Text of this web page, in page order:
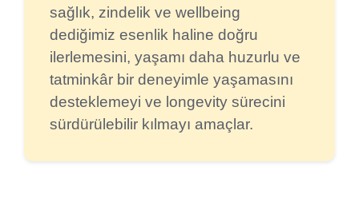
sağlık, zindelik ve wellbeing
dediğimiz esenlik haline doğru
ilerlemesini, yaşamı daha huzurlu ve
tatminkâr bir deneyimle yaşamasını
desteklemeyi ve longevity sürecini
sürdürülebilir kılmayı amaçlar.